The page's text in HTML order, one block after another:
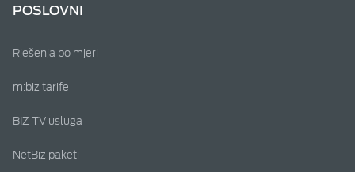
POSLOVNI
Rješenja po mjeri
m:biz tarife
BIZ TV usluga
NetBiz paketi